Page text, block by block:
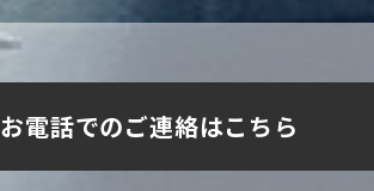
お電話でのご連絡はこちら